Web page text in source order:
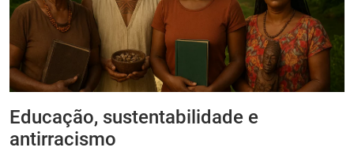
Educação, sustentabilidade e
antirracismo